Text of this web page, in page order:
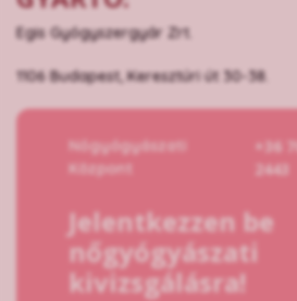
Egis Gyógyszergyár Zrt.
1106 Budapest, Keresztúri út 30-38.
Nőgyógyászati
Központ
+36
2443
Jelentkezzen be
nőgyógyászati
kivizsgálásra!